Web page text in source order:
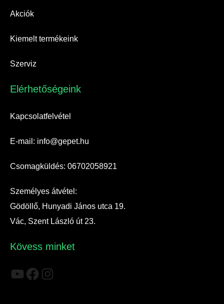
Akciók
Kiemelt termékeink
Szerviz
Elérhetőségeink​
Kapcsolatfelvétel
E-mail: info@gepet.hu
Csomagküldés: 06702058921
Személyes átvétel:
Gödöllő, Hunyadi János utca 19.
Vác, Szent László út 23.
Kövess minket
YouTube
Facebook
Instagram